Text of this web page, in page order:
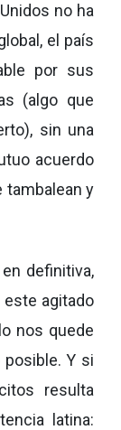
no ha
el país
por sus
(algo que
sin una
acuerdo
tambalean y
definitiva,
este agitado
nos quede
Y si
resulta
latina: